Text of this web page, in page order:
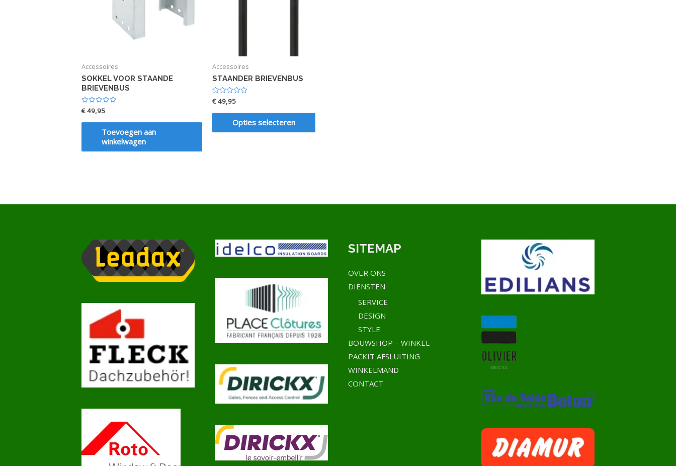
Accessoires
SOKKEL VOOR STAANDE
BRIEVENBUS
Waardering
0
uit
€49,95
Toevoegen aan
winkelwagen
Accessoires
STAANDER BRIEVENBUS
Waardering
0
uit
€49,95
Opties selecteren
SITEMAP
OVER ONS
DIENSTEN
SERVICE
DESIGN
STYLE
BOUWSHOP – WINKEL
PACKIT AFSLUITING
WINKELMAND
CONTACT